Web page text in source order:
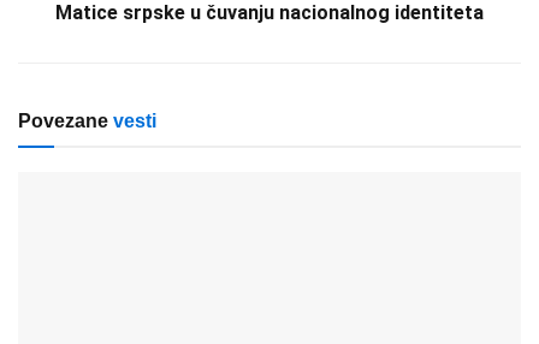
Matice srpske u čuvanju nacionalnog identiteta
Povezane vesti